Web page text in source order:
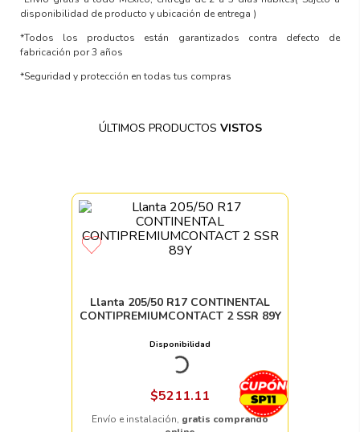
disponibilidad de producto y ubicación de entrega )
*Todos los productos están garantizados contra defecto de
fabricación por 3 años
*Seguridad y protección en todas tus compras
ÚLTIMOS PRODUCTOS VISTOS